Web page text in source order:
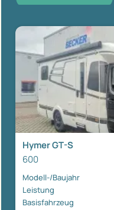
Hymer GT-S
600
Modell-/Baujahr
Leistung
Basisfahrzeug